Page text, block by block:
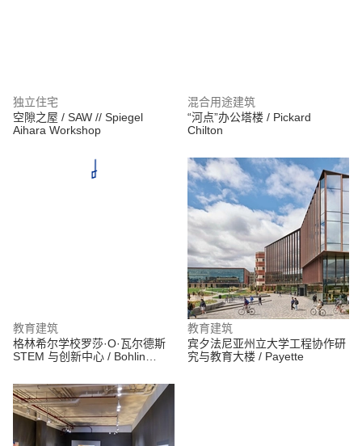
独立住宅
空隙之屋 / SAW // Spiegel
Aihara Workshop
混合用途建筑
“河点”办公塔楼 / Pickard
Chilton
教育建筑
格林希尔学校罗莎·O·瓦尔德斯
STEM 与创新中心 / Bohlin
教育建筑
宾夕法尼亚州立大学工程协作研
究与教育大楼 / Payette